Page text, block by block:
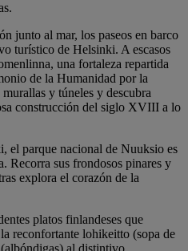
junto al mar, los paseos en barco
turístico de Helsinki. A escasos
una fortaleza repartida
de la Humanidad por la
y túneles y descubra
construcción del siglo XVIII a lo
el parque nacional de Nuuksio es
Recorra sus frondosos pinares y
explora el corazón de la
platos finlandeses que
reconfortante lohikeitto (sopa de
al distintivo